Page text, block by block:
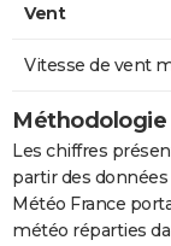
Vent
Vitesse de vent
Méthodologie
Les chiffres
partir des
Météo France
météo réparties